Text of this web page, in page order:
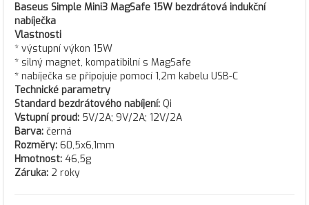
Baseus Simple Mini3 MagSafe 15W bezdrátová indukční
nabíječka
Vlastnosti
* výstupní výkon 15W
* silný magnet, kompatibilní s MagSafe
* nabíječka se připojuje pomocí 1,2m kabelu USB-C
Technické parametry
Standard bezdrátového nabíjení: Qi
Vstupní proud: 5V/2A; 9V/2A; 12V/2A
Barva: černá
Rozměry: 60,5x6,1mm
Hmotnost: 46,5g
Záruka: 2 roky